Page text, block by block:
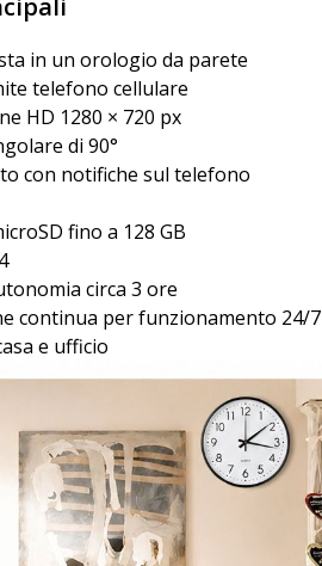
in un orologio da parete
telefono cellulare
HD 1280 × 720 px
di 90°
con notifiche sul telefono
fino a 128 GB
circa 3 ore
continua per funzionamento 24/7
e ufficio